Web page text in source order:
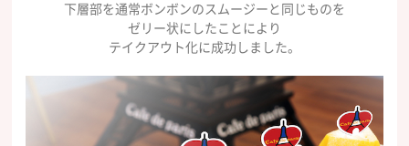
下層部を通常ボンボンのスムージーと同じものを
ゼリー状にしたことにより
テイクアウト化に成功しました。